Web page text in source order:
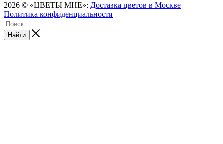
2026 © «ЦВЕТЫ МНЕ»: Доставка цветов в Москве
Политика конфиденциальности
Найти